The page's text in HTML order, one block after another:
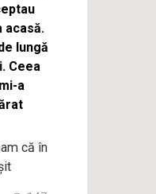
acasă.
lungă
Ceea
a
că în